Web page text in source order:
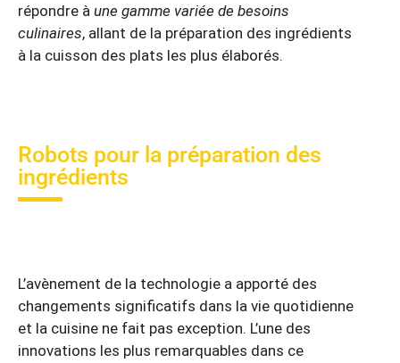
répondre à une gamme variée de besoins
culinaires, allant de la préparation des ingrédients
à la cuisson des plats les plus élaborés.
Robots pour la préparation des
ingrédients
L’avènement de la technologie a apporté des
changements significatifs dans la vie quotidienne
et la cuisine ne fait pas exception. L’une des
innovations les plus remarquables dans ce